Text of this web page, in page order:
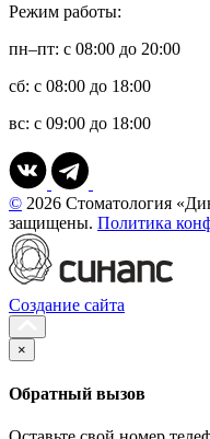
Режим работы:
пн–пт: с 08:00 до 20:00
сб: с 08:00 до 18:00
вс: с 09:00 до 18:00
© 2026 Стоматология
защищены. Политика
Создание сайта
×
Обратный вызов